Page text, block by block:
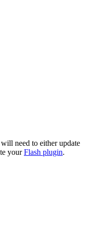
need to either update
yourFlash plugin.